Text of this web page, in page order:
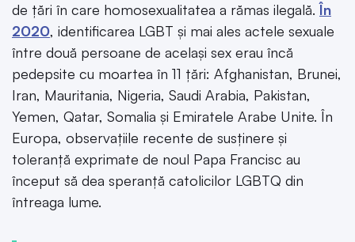
de țări în care homosexualitatea a rămas ilegală.În
2020, identificarea LGBT și mai ales actele sexuale
între două persoane de același sex erau încă
pedepsite cu moartea în 11 țări: Afghanistan, Brunei,
Iran, Mauritania, Nigeria, Saudi Arabia, Pakistan,
Yemen, Qatar, Somalia și Emiratele Arabe Unite. În
Europa, observațiile recente de susținere și
toleranță exprimate de noul Papa Francisc au
început să dea speranță catolicilor LGBTQ din
întreaga lume.